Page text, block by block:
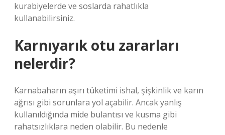
kurabiyelerde ve soslarda rahatlıkla
kullanabilirsiniz.
Karnıyarık otu zararları
nelerdir?
Karnabaharın aşırı tüketimi ishal, şişkinlik ve karın
ağrısı gibi sorunlara yol açabilir. Ancak yanlış
kullanıldığında mide bulantısı ve kusma gibi
rahatsızlıklara neden olabilir. Bu nedenle